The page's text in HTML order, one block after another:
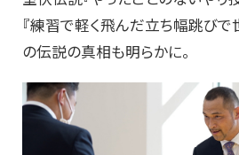
『練習で軽く飛んだ立ち幅跳びで
の伝説の真相も明らかに。